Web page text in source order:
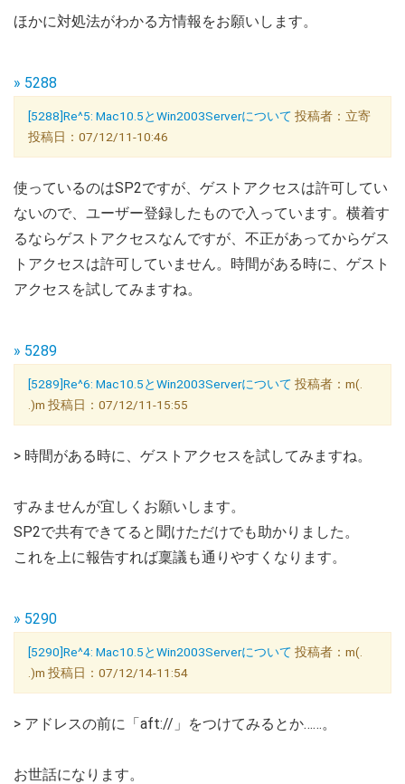
ほかに対処法がわかる方情報をお願いします。
» 5288
[5288]Re^5: Mac10.5とWin2003Serverについて 投稿者：立寄
投稿日：07/12/11-10:46
使っているのはSP2ですが、ゲストアクセスは許可してい
ないので、ユーザー登録したもので入っています。横着す
るならゲストアクセスなんですが、不正があってからゲス
トアクセスは許可していません。時間がある時に、ゲスト
アクセスを試してみますね。
» 5289
[5289]Re^6: Mac10.5とWin2003Serverについて 投稿者：m(.
.)m 投稿日：07/12/11-15:55
> 時間がある時に、ゲストアクセスを試してみますね。
すみませんが宜しくお願いします。
SP2で共有できてると聞けただけでも助かりました。
これを上に報告すれば稟議も通りやすくなります。
» 5290
[5290]Re^4: Mac10.5とWin2003Serverについて 投稿者：m(.
.)m 投稿日：07/12/14-11:54
> アドレスの前に「aft://」をつけてみるとか……。
お世話になります。